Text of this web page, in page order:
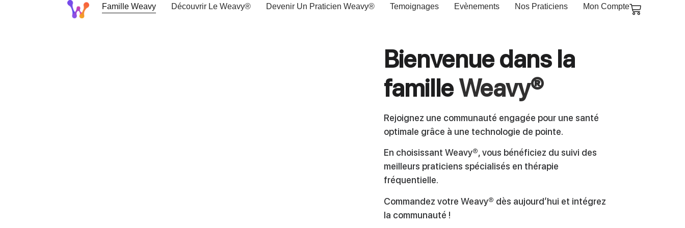
Famille Weavy Découvrir Le Weavy® Devenir Un Praticien Weavy® Temoignages Evènements Nos Praticiens Mon Compte
Bienvenue dans la
familleWeavy®
Rejoignez une communauté engagée pour une santé
optimale grâce à une technologie de pointe.
En choisissant Weavy®, vous bénéficiez du suivi des
meilleurs praticiens spécialisés en thérapie
fréquentielle.
Commandez votre Weavy® dès aujourd’hui et intégrez
la communauté !